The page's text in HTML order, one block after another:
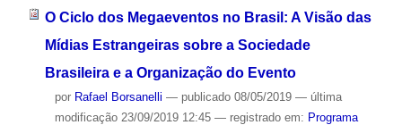
O Ciclo dos Megaeventos no Brasil: A Visão das
Mídias Estrangeiras sobre a Sociedade
Brasileira e a Organização do Evento
por Rafael Borsanelli — publicado08/05/2019 — última
modificação23/09/2019 12:45 — registrado em: Programa